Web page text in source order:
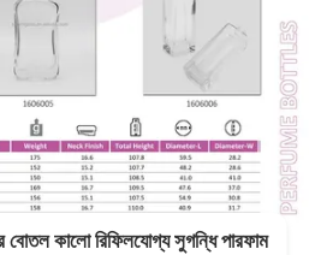
কালো রিফিলযোগ্য সুগন্ধি পারফাম